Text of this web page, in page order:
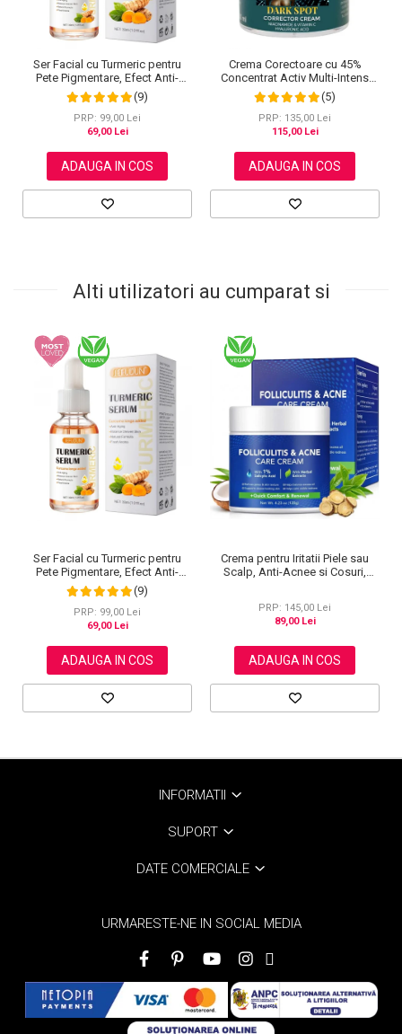
Ser Facial cu Turmeric pentru
Pete Pigmentare, Efect Anti-
Imbatranire SEFUDUN, 30 ml
(9)
PRP: 99,00 Lei
69,00 Lei
ADAUGA IN COS
Crema Corectoare cu 45%
Concentrat Activ Multi-Intens
pentru Pete Pigmentare cu
Niacinamide, Vitamina C si Acid
Hialuronic, NOVA KISS® Dark
Spot, 50 ml
(5)
PRP: 135,00 Lei
115,00 Lei
ADAUGA IN COS
Alti utilizatori au cumparat si
Ser Facial cu Turmeric pentru
Pete Pigmentare, Efect Anti-
Imbatranire SEFUDUN, 30 ml
(9)
PRP: 99,00 Lei
69,00 Lei
ADAUGA IN COS
Crema pentru Iritatii Piele sau
Scalp, Anti-Acnee si Cosuri,
PRP: 145,00 Lei
89,00 Lei
ADAUGA IN COS
INFORMATII
SUPORT
DATE COMERCIALE
URMARESTE-NE IN SOCIAL MEDIA